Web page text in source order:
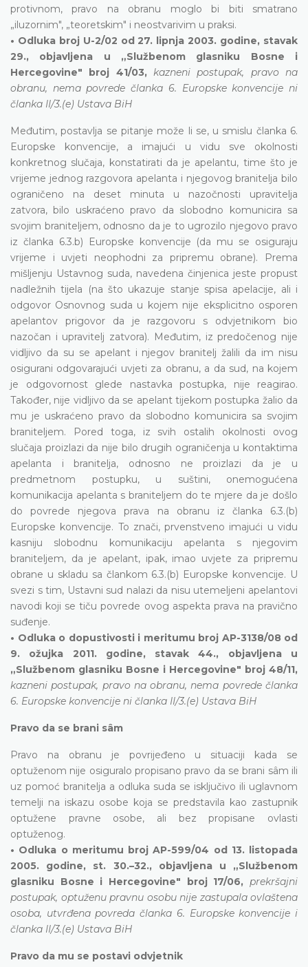
protivnom, pravo na obranu moglo bi biti smatrano
„iluzornim", „teoretskim" i neostvarivim u praksi.
• Odluka broj U-2/02 od 27. lipnja 2003. godine, stavak
29., objavljena u „Službenom glasniku Bosne i
Hercegovine" broj 41/03, kazneni postupak, pravo na
obranu, nema povrede članka 6. Europske konvencije ni
članka II/3.(e) Ustava BiH
Međutim, postavlja se pitanje može li se, u smislu članka 6.
Europske konvencije, a imajući u vidu sve okolnosti
konkretnog slučaja, konstatirati da je apelantu, time što je
vrijeme jednog razgovora apelanta i njegovog branitelja bilo
ograničeno na deset minuta u nazočnosti upravitelja
zatvora, bilo uskraćeno pravo da slobodno komunicira sa
svojim braniteljem, odnosno da je to ugrozilo njegovo pravo
iz članka 6.3.b) Europske konvencije (da mu se osiguraju
vrijeme i uvjeti neophodni za pripremu obrane). Prema
mišljenju Ustavnog suda, navedena činjenica jeste propust
nadležnih tijela (na što ukazuje stanje spisa apelacije, ali i
odgovor Osnovnog suda u kojem nije eksplicitno osporen
apelantov prigovor da je razgovoru s odvjetnikom bio
nazočan i upravitelj zatvora). Međutim, iz predočenog nije
vidljivo da su se apelant i njegov branitelj žalili da im nisu
osigurani odgovarajući uvjeti za obranu, a da sud, na kojem
je odgovornost glede nastavka postupka, nije reagirao.
Također, nije vidljivo da se apelant tijekom postupka žalio da
mu je uskraćeno pravo da slobodno komunicira sa svojim
braniteljem. Pored toga, iz svih ostalih okolnosti ovog
slučaja proizlazi da nije bilo drugih ograničenja u kontaktima
apelanta i branitelja, odnosno ne proizlazi da je u
predmetnom postupku, u suštini, onemogućena
komunikacija apelanta s braniteljem do te mjere da je došlo
do povrede njegova prava na obranu iz članka 6.3.(b)
Europske konvencije. To znači, prvenstveno imajući u vidu
kasniju slobodnu komunikaciju apelanta s njegovim
braniteljem, da je apelant, ipak, imao uvjete za pripremu
obrane u skladu sa člankom 6.3.(b) Europske konvencije. U
svezi s tim, Ustavni sud nalazi da nisu utemeljeni apelantovi
navodi koji se tiču povrede ovog aspekta prava na pravično
suđenje.
• Odluka o dopustivosti i meritumu broj AP-3138/08 od
9. ožujka 2011. godine, stavak 44., objavljena u
„Službenom glasniku Bosne i Hercegovine" broj 48/11,
kazneni postupak, pravo na obranu, nema povrede članka
6. Europske konvencije ni članka II/3.(e) Ustava BiH
Pravo da se brani sâm
Pravo na obranu je povrijeđeno u situaciji kada se
optuženom nije osiguralo propisano pravo da se brani sâm ili
uz pomoć branitelja a odluka suda se isključivo ili uglavnom
temelji na iskazu osobe koja se predstavila kao zastupnik
optužene pravne osobe, ali bez propisane ovlasti
optuženog.
• Odluka o meritumu broj AP-599/04 od 13. listopada
2005. godine, st. 30.–32., objavljena u „Službenom
glasniku Bosne i Hercegovine" broj 17/06, prekršajni
postupak, optuženu pravnu osobu nije zastupala ovlaštena
osoba, utvrđena povreda članka 6. Europske konvencije i
članka II/3.(e) Ustava BiH
Pravo da mu se postavi odvjetnik